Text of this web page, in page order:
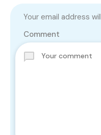
Your email address
Comment